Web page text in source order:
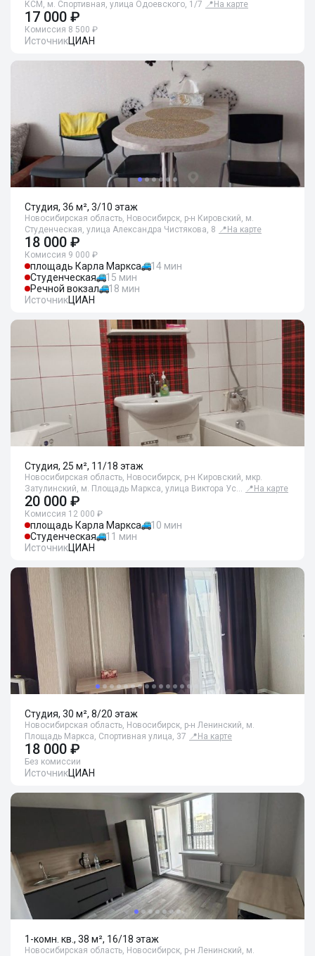
КСМ, м. Спортивная, улица Одоевского, 1/7 📍 На карте
17 000 ₽
Комиссия 8 500 ₽
ИсточникЦИАН
Студия, 36 м², 3/10 этаж
Новосибирская область, Новосибирск, р-н Кировский, м.
Студенческая, улица Александра Чистякова, 8 📍 На карте
18 000 ₽
Комиссия 9 000 ₽
площадь Карла Маркса
14 мин
Студенческая
15 мин
Речной вокзал
18 мин
ИсточникЦИАН
Студия, 25 м², 11/18 этаж
Новосибирская область, Новосибирск, р-н Кировский, мкр.
Затулинский, м. Площадь Маркса, улица Виктора Ус… 📍 На карте
20 000 ₽
Комиссия 12 000 ₽
площадь Карла Маркса
10 мин
Студенческая
11 мин
ИсточникЦИАН
Студия, 30 м², 8/20 этаж
Новосибирская область, Новосибирск, р-н Ленинский, м.
Площадь Маркса, Спортивная улица, 37 📍 На карте
18 000 ₽
Без комиссии
ИсточникЦИАН
1-комн. кв., 38 м², 16/18 этаж
Новосибирская область, Новосибирск, р-н Ленинский, м.